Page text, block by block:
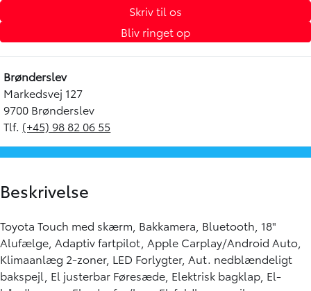
Skriv til os
Bliv ringet op
Brønderslev
Markedsvej 127
9700 Brønderslev
Tlf. (+45) 98 82 06 55
Beskrivelse
Toyota Touch med skærm, Bakkamera, Bluetooth, 18"
Alufælge, Adaptiv fartpilot, Apple Carplay/Android Auto,
Klimaanlæg 2-zoner, LED Forlygter, Aut. nedblændeligt
bakspejl, El justerbar Føresæde, Elektrisk bagklap, El-